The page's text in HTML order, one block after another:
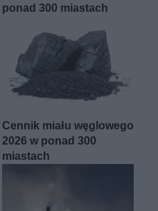
ponad 300 miastach
Cennik miału węglowego
2026 w ponad 300
miastach